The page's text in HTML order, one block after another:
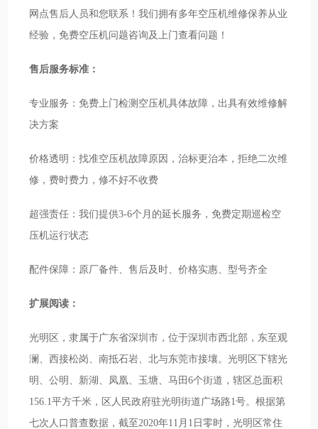
网点售后人员和您联系！我们拥有多年空压机维修保养从业
经验，免费空压机问题咨询及上门查看问题！
售后服务标准：
专业服务：免费上门检测空压机具体故障，出具有效维修解
决方案
价格透明：找准空压机故障原因，治标更治本，拒绝二次维
修，费时费力，修不好不收费
超强责任：我们提供3-6个月的延长服务，免费定期巡检空
压机运行状态
配件保障：原厂备件、售后及时、价格实惠、型号齐全
扩展阅读：
光明区，隶属于广东省深圳市，位于深圳市西北部，东至观
澜、西接松岗、南抵石岩、北与东莞市接壤。光明区下辖光
明、公明、新湖、凤凰、玉塘、马田6个街道，辖区总面积
156.1平方千米，区人民政府驻光明街道广场路1号。根据第
七次人口普查数据，截至2020年11月1日零时，光明区常住